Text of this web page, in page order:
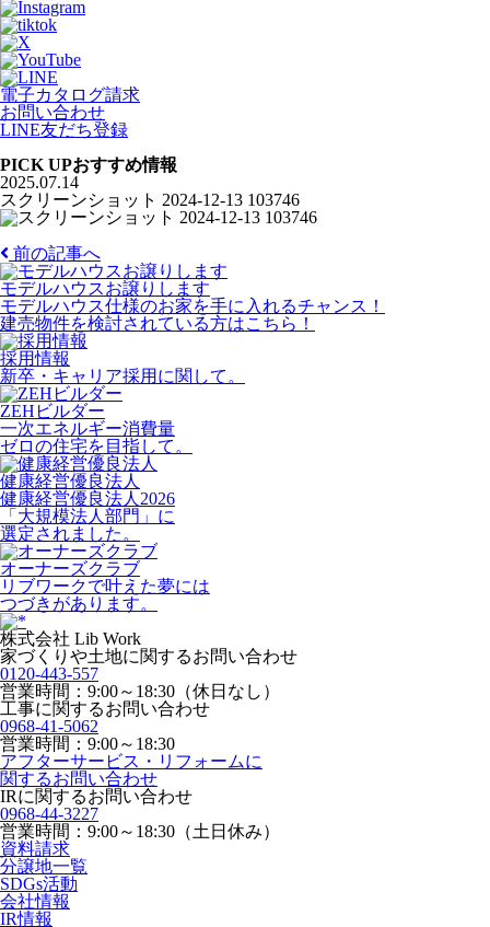
電子カタログ請求
お問い合わせ
LINE友だち登録
PICK UPおすすめ情報
2025.07.14
スクリーンショット 2024-12-13 103746
前の記事へ
モデルハウスお譲りします
モデルハウス仕様のお家を手に入れるチャンス！
建売物件を検討されている方はこちら！
採用情報
新卒・キャリア採用に関して。
ZEHビルダー
一次エネルギー消費量
ゼロの住宅を目指して。
健康経営優良法人
健康経営優良法人2026
「大規模法人部門」に
選定されました。
オーナーズクラブ
リブワークで叶えた夢には
つづきがあります。
株式会社 Lib Work
家づくりや土地に関するお問い合わせ
0120-443-557
営業時間：9:00～18:30（休日なし）
工事に関するお問い合わせ
0968-41-5062
営業時間：9:00～18:30
アフターサービス・リフォームに
関するお問い合わせ
IRに関するお問い合わせ
0968-44-3227
営業時間：9:00～18:30（土日休み）
資料請求
分譲地一覧
SDGs活動
会社情報
IR情報